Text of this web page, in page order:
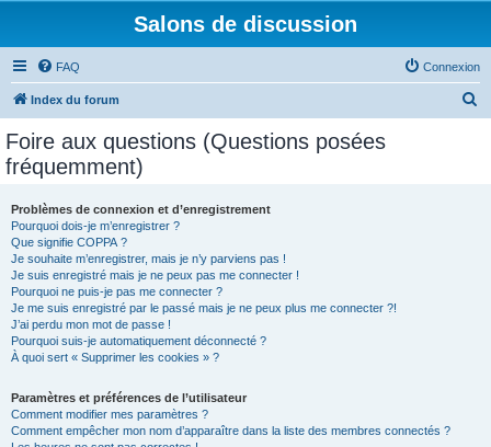
Salons de discussion
FAQ Connexion
Index du forum
Foire aux questions (Questions posées
fréquemment)
Problèmes de connexion et d’enregistrement
Pourquoi dois-je m’enregistrer ?
Que signifie COPPA ?
Je souhaite m’enregistrer, mais je n’y parviens pas !
Je suis enregistré mais je ne peux pas me connecter !
Pourquoi ne puis-je pas me connecter ?
Je me suis enregistré par le passé mais je ne peux plus me connecter ?!
J’ai perdu mon mot de passe !
Pourquoi suis-je automatiquement déconnecté ?
À quoi sert « Supprimer les cookies » ?
Paramètres et préférences de l’utilisateur
Comment modifier mes paramètres ?
Comment empêcher mon nom d’apparaître dans la liste des membres connectés ?